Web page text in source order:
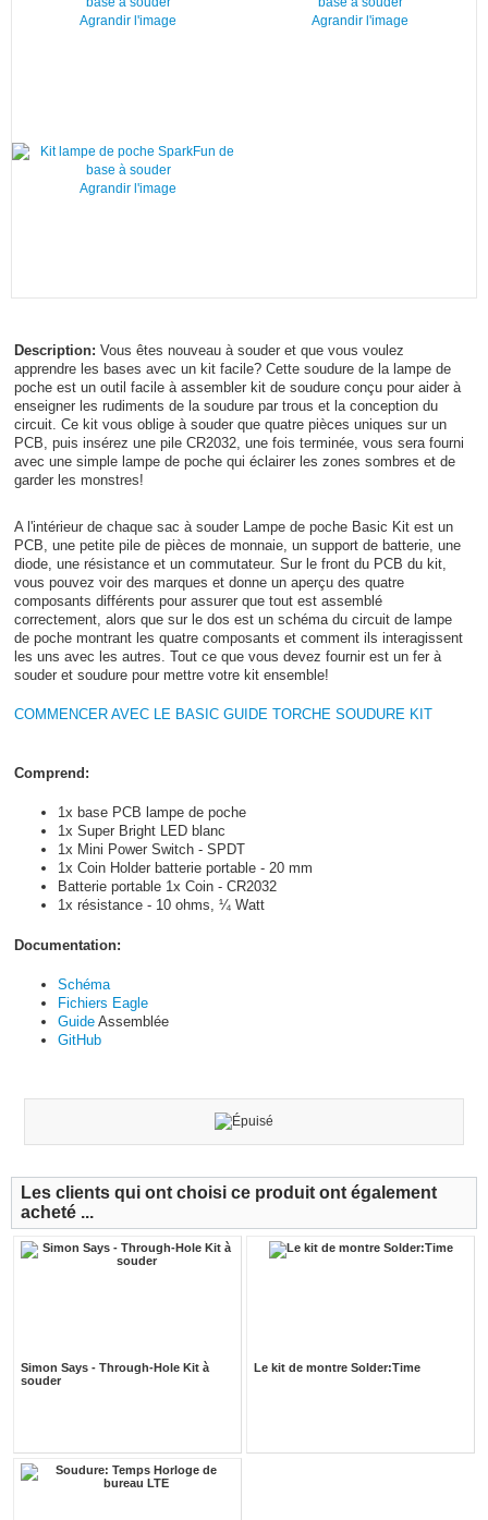
Agrandir l'image Agrandir l'image
Agrandir l'image
Description: Vous êtes nouveau à souder et que vous voulez
apprendre les bases avec un kit facile? Cette soudure de la lampe de
poche est un outil facile à assembler kit de soudure conçu pour aider à
enseigner les rudiments de la soudure par trous et la conception du
circuit. Ce kit vous oblige à souder que quatre pièces uniques sur un
PCB, puis insérez une pile CR2032, une fois terminée, vous sera fourni
avec une simple lampe de poche qui éclairer les zones sombres et de
garder les monstres!
A l'intérieur de chaque sac à souder Lampe de poche Basic Kit est un
PCB, une petite pile de pièces de monnaie, un support de batterie, une
diode, une résistance et un commutateur. Sur le front du PCB du kit,
vous pouvez voir des marques et donne un aperçu des quatre
composants différents pour assurer que tout est assemblé
correctement, alors que sur le dos est un schéma du circuit de lampe
de poche montrant les quatre composants et comment ils interagissent
les uns avec les autres. Tout ce que vous devez fournir est un fer à
souder et soudure pour mettre votre kit ensemble!
COMMENCER AVEC LE BASIC GUIDE TORCHE SOUDURE KIT
Comprend:
1x base PCB lampe de poche
1x Super Bright LED blanc
1x Mini Power Switch - SPDT
1x Coin Holder batterie portable - 20 mm
Batterie portable 1x Coin - CR2032
1x résistance - 10 ohms, ¼ Watt
Documentation:
Schéma
Fichiers Eagle
Guide Assemblée
GitHub
Les clients qui ont choisi ce produit ont également
acheté ...
Simon Says - Through-Hole Kit à
souder
Le kit de montre Solder:Time